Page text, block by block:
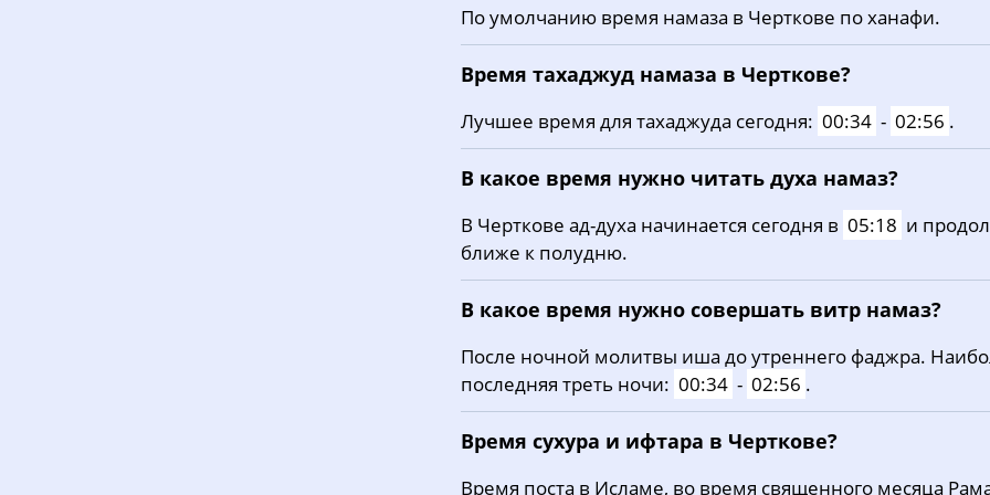
20, Чт
03:28 05:18 12:23
21, Пт
03:30 05:19
22, Сб
03:32 05:21 12:22
25, Вт
26, Ср
03:41 05:26 12:21
27, Чт
03:43 05:28 12:21
28, Пт
03:45 05:29
29, Сб
03:47 05:31
30, Вс
03:49 05:32 12:20
По умолчанию время намаза в Черткове по ханафи.
Время тахаджуд намаза в Черткове?
Лучшее время для тахаджуда сегодня: 00:34 - 02:56 .
В какое время нужно читать духа намаз?
В Черткове ад-духа начинается сегодня в 05:18 и
ближе к полудню.
В какое время нужно совершать витр намаз?
После ночной молитвы иша до утреннего фаджра.
последняя треть ночи: 00:34 - 02:56 .
Время сухура и ифтара в Черткове?
Время поста в Исламе, во время священного месяца